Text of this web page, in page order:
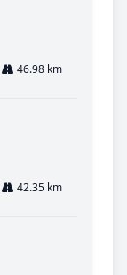
46.98 km
42.35 km